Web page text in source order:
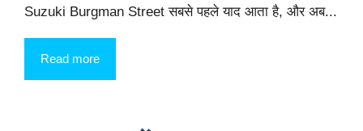
Suzuki Burgman Street सबसे पहले याद आता है, और अब...
Read more